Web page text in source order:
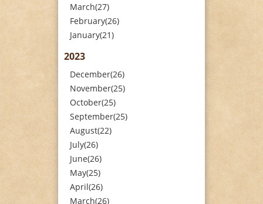
March(27)
February(26)
January(21)
2023
December(26)
November(25)
October(25)
September(25)
August(22)
July(26)
June(26)
May(25)
April(26)
March(26)